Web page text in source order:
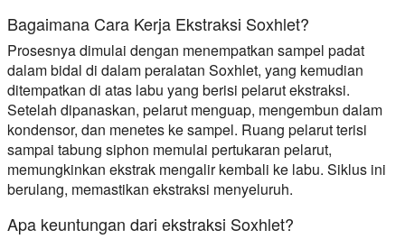
Bagaimana Cara Kerja Ekstraksi Soxhlet?
Prosesnya dimulai dengan menempatkan sampel padat
dalam bidal di dalam peralatan Soxhlet, yang kemudian
ditempatkan di atas labu yang berisi pelarut ekstraksi.
Setelah dipanaskan, pelarut menguap, mengembun dalam
kondensor, dan menetes ke sampel. Ruang pelarut terisi
sampai tabung siphon memulai pertukaran pelarut,
memungkinkan ekstrak mengalir kembali ke labu. Siklus ini
berulang, memastikan ekstraksi menyeluruh.
Apa keuntungan dari ekstraksi Soxhlet?